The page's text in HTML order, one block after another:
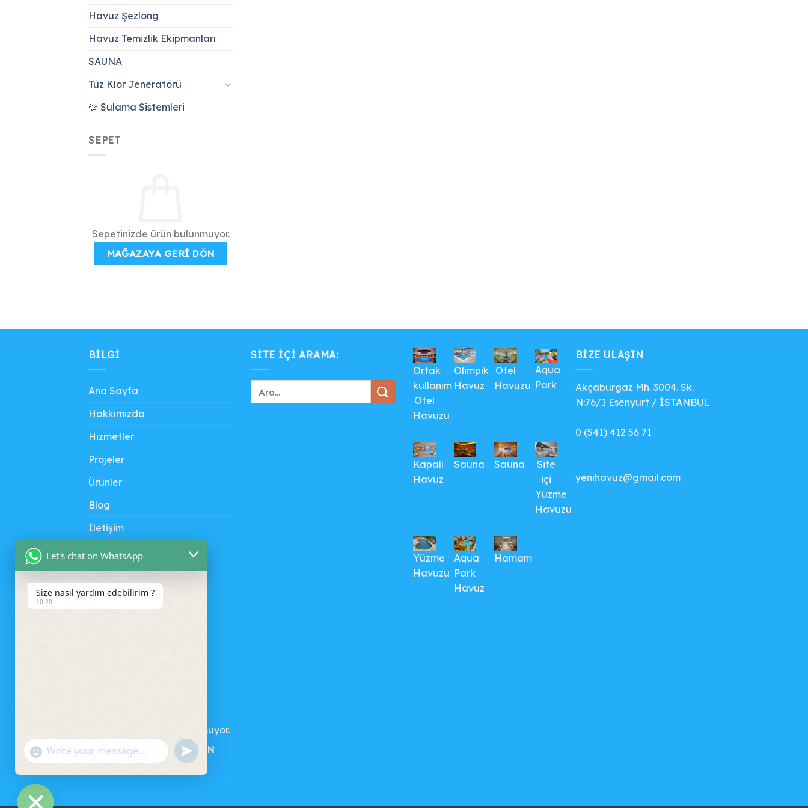
Havuz Şezlong
Havuz Temizlik Ekipmanları
SAUNA
Tuz Klor Jeneratörü
💦 Sulama Sistemleri
SEPET
Sepetinizde ürün bulunmuyor.
MAĞAZAYA GERI DÖN
BILGI
Ana Sayfa
Hakkımızda
Hizmetler
Projeler
Ürünler
Blog
İletişim
SITE IÇI ARAMA:
Ortak
kullanım
Otel
Havuzu
Olimpik
Havuz
Otel
Havuzu
Aqua
Park
Kapalı
Havuz
Sauna Sauna
Site
içi
Yüzme
Havuzu
Yüzme
Havuzu
Aqua
Park
Havuz
Hamam
BIZE ULAŞIN
Akçaburgaz Mh. 3004. Sk.
N:76/1 Esenyurt / İSTANBUL
0 (541) 412 56 71
yenihavuz@gmail.com
Sepetinizde ürün bulunmuyor.
MAĞAZAYA GERI DÖN
Let's chat on WhatsApp
Size nasıl yardım edebilirim ?
10:28
"+CHATY_SETTINGS.LANG.EMOJI_PICKER+"
WhatsApp
UNDEFINED